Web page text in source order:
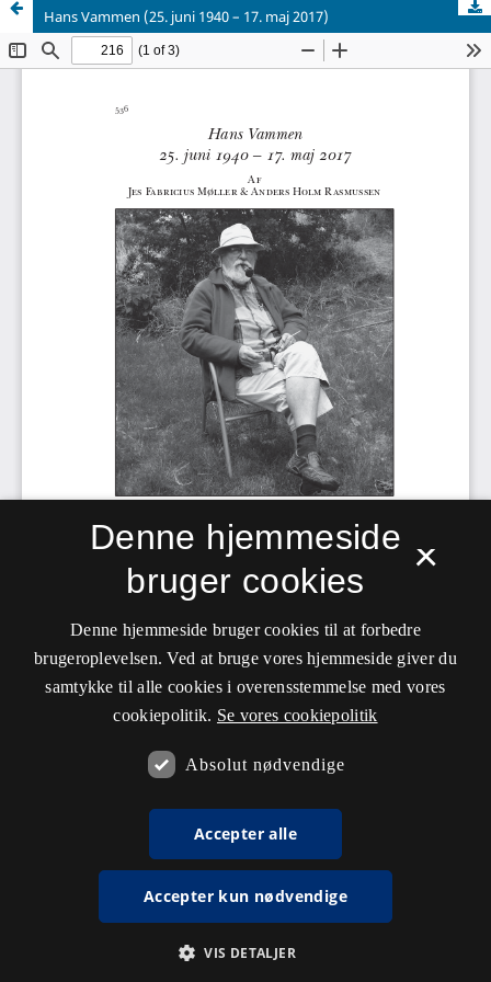
Hans Vammen (25. juni 1940 – 17. maj 2017)
×
Denne hjemmeside
bruger cookies
Denne hjemmeside bruger cookies til at forbedre
brugeroplevelsen. Ved at bruge vores hjemmeside giver du
samtykke til alle cookies i overensstemmelse med vores
cookiepolitik. Se vores cookiepolitik
Absolut nødvendige
Accepter alle
Accepter kun nødvendige
VIS DETALJER